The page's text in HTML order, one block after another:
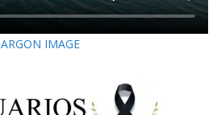
ARGON IMAGE